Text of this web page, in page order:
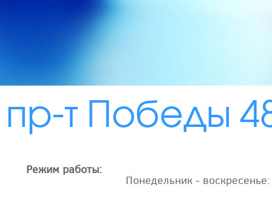
пр-т Победы
Режим работы:
Понедельник -